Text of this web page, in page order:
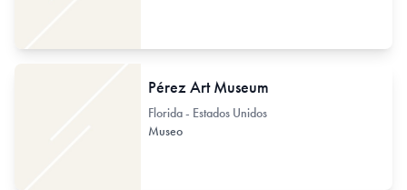
Pérez Art Museum
Florida - Estados Unidos
Museo